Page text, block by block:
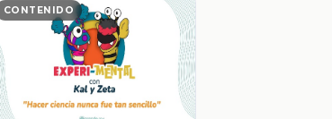
CONTENIDO